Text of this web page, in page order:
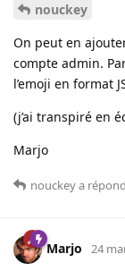
nouckey
On peut en
compte admin.
l’emoji en format
(j’ai transpiré en
Marjo
nouckeya
Marjo 24